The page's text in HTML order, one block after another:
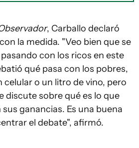
, Carballo declaró
la medida. "Veo bien que se
con los ricos en este
qué pasa con los pobres,
celular o un litro de vino, pero
discute sobre qué es lo que
ganancias. Es una buena
el debate", afirmó.